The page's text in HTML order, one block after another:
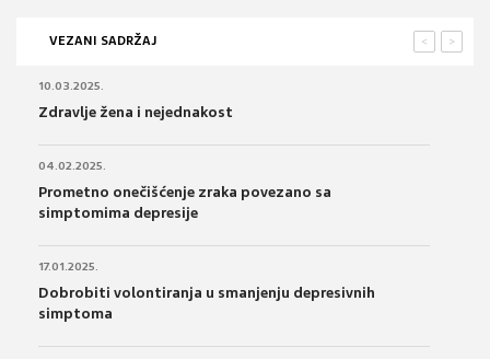
VEZANI SADRŽAJ >
<
10.03.2025.
Zdravlje žena i nejednakost
04.02.2025.
Prometno onečišćenje zraka povezano sa
simptomima depresije
17.01.2025.
Dobrobiti volontiranja u smanjenju depresivnih
simptoma